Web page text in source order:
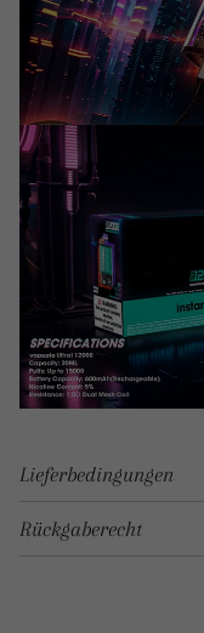
Lieferbedingungen
Rückgaberecht